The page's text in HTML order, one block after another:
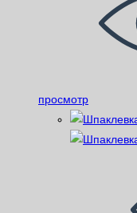
просмотр